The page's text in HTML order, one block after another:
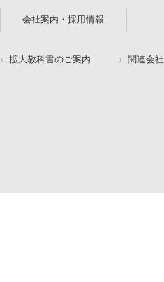
会社案内・採用情報
拡大教科書のご案内 関連会社